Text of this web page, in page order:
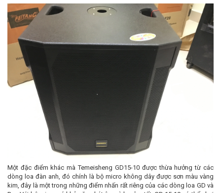
Một đặc điểm khác mà Temeisheng GD15-10 được thừa hưởng từ các
dòng loa đàn anh, đó chính là bộ micro không dây được sơn màu vàng
kim, đây là một trong những điểm nhấn rất riêng của các dòng loa GD và